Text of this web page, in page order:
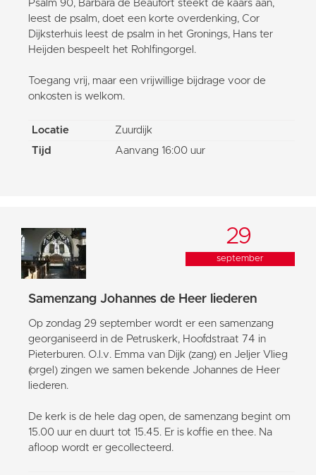
Psalm 90, Barbara de Beaufort steekt de kaars aan,
leest de psalm, doet een korte overdenking, Cor
Dijksterhuis leest de psalm in het Gronings, Hans ter
Heijden bespeelt het Rohlfingorgel.
Toegang vrij, maar een vrijwillige bijdrage voor de
onkosten is welkom.
Locatie
Zuurdijk
Tijd
Aanvang 16:00 uur
29
september
Samenzang Johannes de Heer liederen
Op zondag 29 september wordt er een samenzang
georganiseerd in de Petruskerk, Hoofdstraat 74 in
Pieterburen. O.l.v. Emma van Dijk (zang) en Jeljer Vlieg
(orgel) zingen we samen bekende Johannes de Heer
liederen.
De kerk is de hele dag open, de samenzang begint om
15.00 uur en duurt tot 15.45. Er is koffie en thee. Na
afloop wordt er gecollecteerd.